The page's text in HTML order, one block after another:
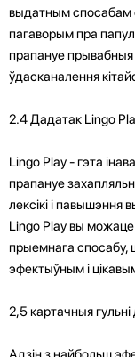
выдатным спосабам
пагаворым пра
прапануе прывабныя
ўдасканалення
2.4 Дадатак Lingo
Lingo Play - гэта
прапануе
лексікі і
Lingo Play вы можаце
прыемнага спосабу,
эфектыўным і
2,5 картачныя